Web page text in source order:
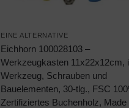
EINE ALTERNATIVE
Eichhorn 100028103 –
Werkzeugkasten 11x22x12cm,
Werkzeug, Schrauben und
Bauelementen, 30-tlg., FSC
Zertifiziertes Buchenholz, Made